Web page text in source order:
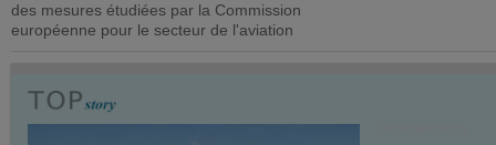
des mesures étudiées par la Commission
européenne pour le secteur de l'aviation